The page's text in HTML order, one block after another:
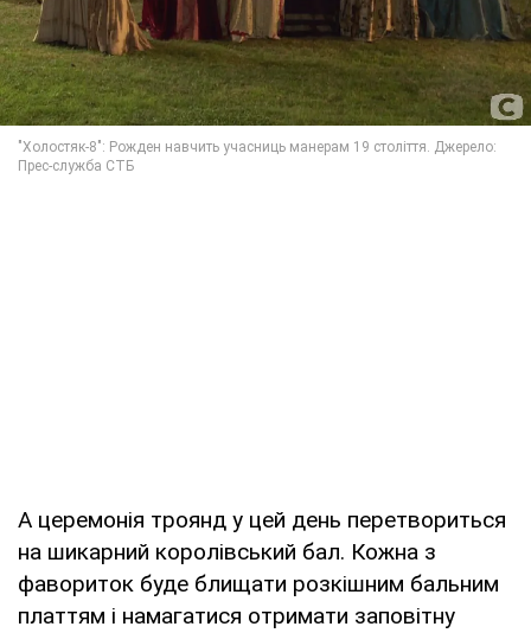
А церемонія троянд у цей день перетвориться
на шикарний королівський бал. Кожна з
фавориток буде блищати розкішним бальним
платтям і намагатися отримати заповітну